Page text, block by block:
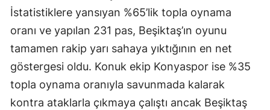
İstatistiklere yansıyan %65’lik topla oynama
oranı ve yapılan 231 pas, Beşiktaş’ın oyunu
tamamen rakip yarı sahaya yıktığının en net
göstergesi oldu. Konuk ekip Konyaspor ise %35
topla oynama oranıyla savunmada kalarak
kontra ataklarla çıkmaya çalıştı ancak Beşiktaş